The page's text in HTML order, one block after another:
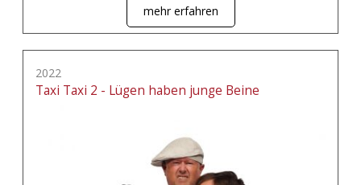
mehr erfahren
2022
Taxi Taxi 2 - Lügen haben junge Beine